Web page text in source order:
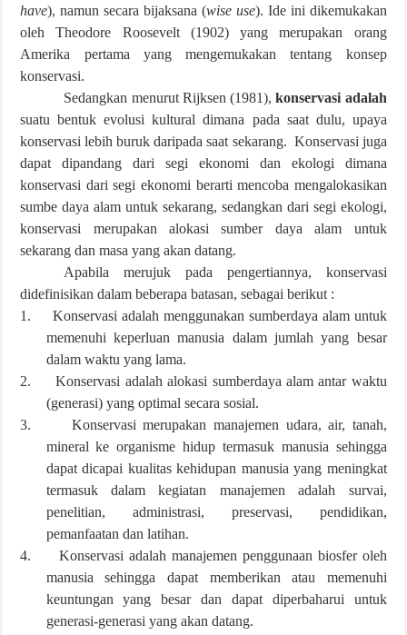
have), namun secara bijaksana (wise use). Ide ini dikemukakan
oleh Theodore Roosevelt (1902) yang merupakan orang
Amerika pertama yang mengemukakan tentang konsep
konservasi.
Sedangkan menurut Rijksen (1981),konservasi adalah
suatu bentuk evolusi kultural dimana pada saat dulu, upaya
konservasi lebih buruk daripada saat sekarang. Konservasi juga
dapat dipandang dari segi ekonomi dan ekologi dimana
konservasi dari segi ekonomi berarti mencoba mengalokasikan
sumbe daya alam untuk sekarang, sedangkan dari segi ekologi,
konservasi merupakan alokasi sumber daya alam untuk
sekarang dan masa yang akan datang.
Apabila merujuk pada pengertiannya, konservasi
didefinisikan dalam beberapa batasan, sebagai berikut :
1.
Konservasi adalah menggunakan sumberdaya alam untuk
memenuhi keperluan manusia dalam jumlah yang besar
dalam waktu yang lama.
2.
Konservasi adalah alokasi sumberdaya alam antar waktu
(generasi) yang optimal secara sosial.
3.
Konservasi merupakan manajemen udara, air, tanah,
mineral ke organisme hidup termasuk manusia sehingga
dapat dicapai kualitas kehidupan manusia yang meningkat
termasuk dalam kegiatan manajemen adalah survai,
penelitian, administrasi, preservasi, pendidikan,
pemanfaatan dan latihan.
4.
Konservasi adalah manajemen penggunaan biosfer oleh
manusia sehingga dapat memberikan atau memenuhi
keuntungan yang besar dan dapat diperbaharui untuk
generasi-generasi yang akan datang.